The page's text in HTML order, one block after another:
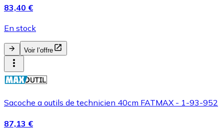
83,40 €
En stock
Voir l’offre
Sacoche a outils de technicien 40cm FATMAX - 1-93-952
87,13 €